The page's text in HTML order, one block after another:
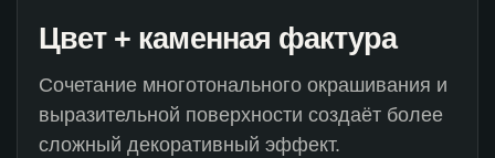
Цвет + каменная фактура
Сочетание многотонального окрашивания и
выразительной поверхности создаёт более
сложный декоративный эффект.